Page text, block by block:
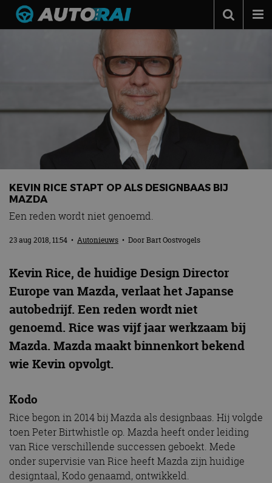
Automerken
Contact
KEVIN RICE STAPT OP ALS DESIGNBAAS BIJ
MAZDA
Een reden wordt niet genoemd.
23 aug 2018, 11:54 • Autonieuws • DoorBart Oostvogels
Kevin Rice, de huidige Design Director
Europe van Mazda, verlaat het Japanse
autobedrijf. Een reden wordt niet
genoemd. Rice was vijf jaar werkzaam bij
Mazda. Mazda maakt binnenkort bekend
wie Kevin opvolgt.
Kodo
Rice begon in 2014 bij Mazda als designbaas. Hij volgde
toen Peter Birtwhistle op. Mazda heeft onder leiding
van Rice verschillende successen geboekt. Mede
onder supervisie van Rice heeft Mazda zijn huidige
designtaal, Kodo genaamd, ontwikkeld.